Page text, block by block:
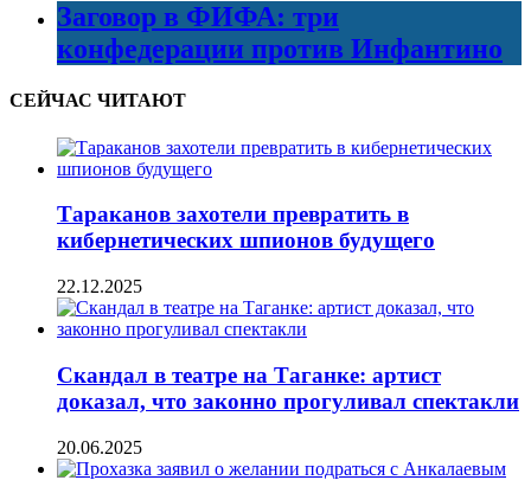
Заговор в ФИФА: три
конфедерации против Инфантино
СЕЙЧАС ЧИТАЮТ
Тараканов захотели превратить в
кибернетических шпионов будущего
22.12.2025
Скандал в театре на Таганке: артист
доказал, что законно прогуливал спектакли
20.06.2025